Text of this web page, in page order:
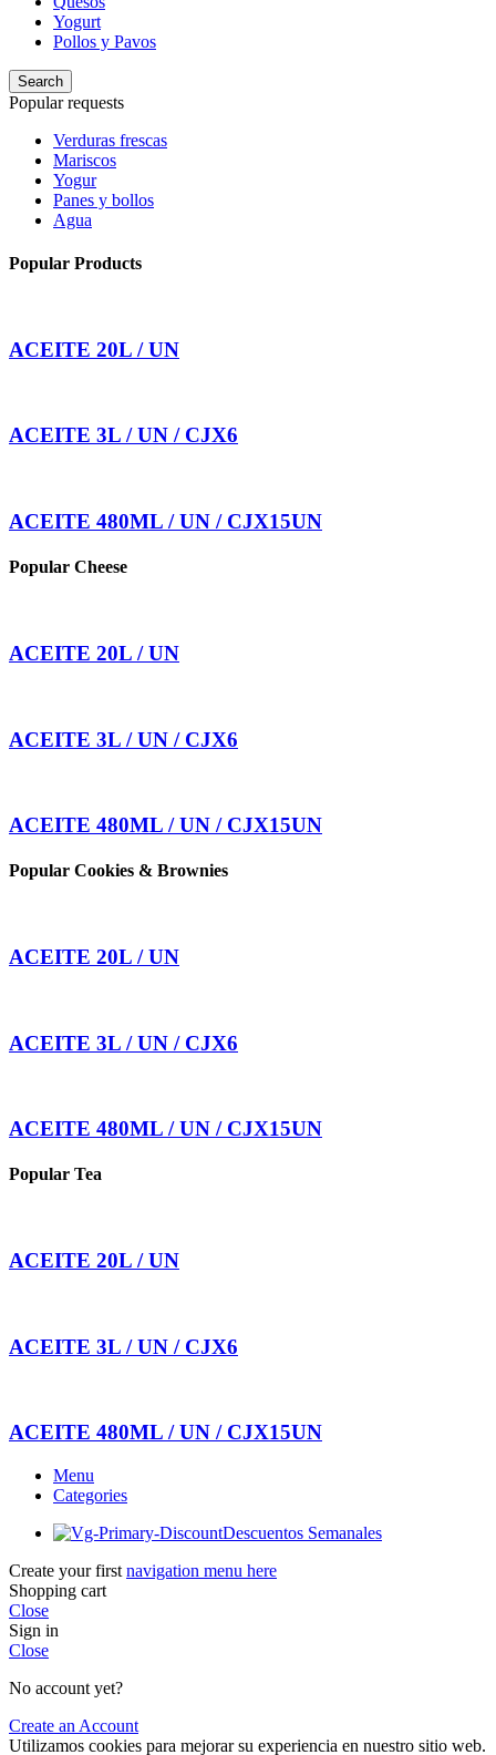
Yogurt
Pollos y Pavos
Search
Popular requests
Verduras frescas
Mariscos
Yogur
Panes y bollos
Agua
Popular Products
ACEITE 20L / UN
ACEITE 3L / UN / CJX6
ACEITE 480ML / UN / CJX15UN
Popular Cheese
ACEITE 20L / UN
ACEITE 3L / UN / CJX6
ACEITE 480ML / UN / CJX15UN
Popular Cookies & Brownies
ACEITE 20L / UN
ACEITE 3L / UN / CJX6
ACEITE 480ML / UN / CJX15UN
Popular Tea
ACEITE 20L / UN
ACEITE 3L / UN / CJX6
ACEITE 480ML / UN / CJX15UN
Menu
Categories
Descuentos Semanales
Create your first navigation menu here
Shopping cart
Close
Sign in
Close
No account yet?
Create an Account
Utilizamos cookies para mejorar su experiencia en nuestro sitio web.